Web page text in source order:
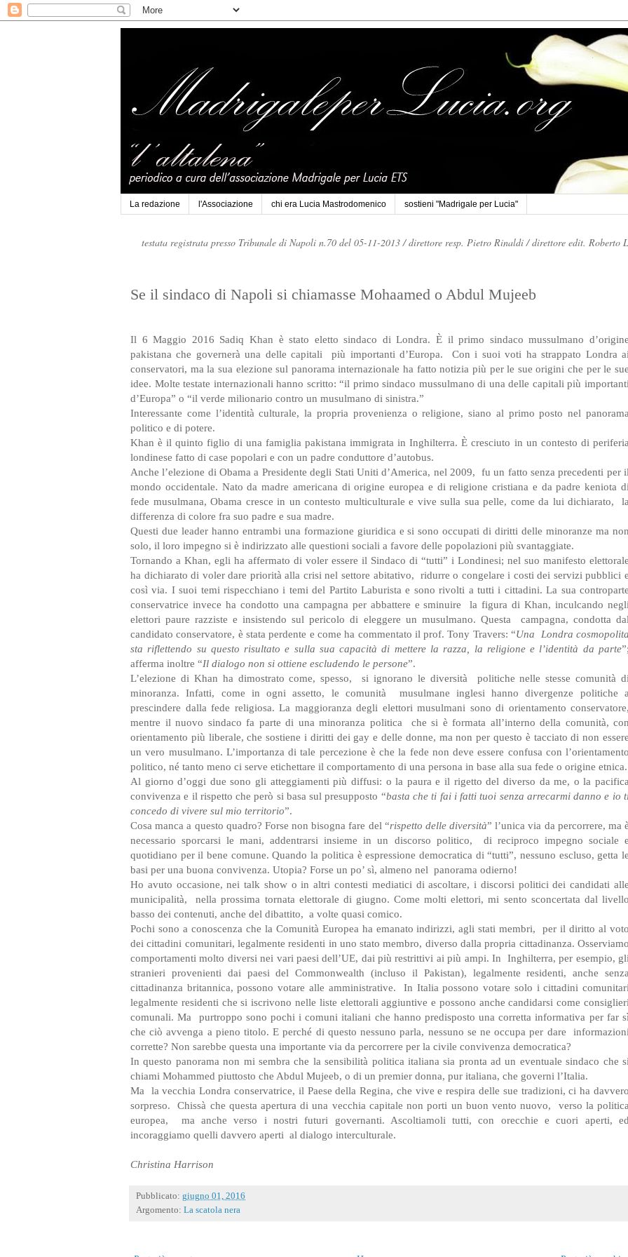
La redazione l'Associazione chi era Lucia Mastrodomenico sostieni "Madrigale per Lucia"
testata registrata presso Tribunale di Napoli n.70 del 05-11-2013 /direttore resp. Pietro Rinaldi /direttore edit. Roberto
Se il sindaco di Napoli si chiamasse Mohaamed o Abdul Mujeeb
Il 6 Maggio 2016 Sadiq Khan è stato eletto sindaco di Londra. È il primo sindaco mussulmano d’origine
pakistana che governerà una delle capitali
più importanti d’Europa.
Con i suoi voti ha strappato Londra ai
conservatori, ma la sua elezione sul panorama internazionale ha fatto notizia più per le sue origini che per le sue
idee. Molte testate internazionali hanno scritto: “il primo sindaco mussulmano di una delle capitali più importanti
d’Europa” o “il verde milionario contro un musulmano di sinistra.”
Interessante come l’identità culturale, la propria provenienza o religione, siano al primo posto nel panorama
politico e di potere.
Khan è il quinto figlio di una famiglia pakistana immigrata in Inghilterra. È cresciuto in un contesto di periferia
londinese fatto di case popolari e con un padre conduttore d’autobus.
Anche l’elezione di Obama a Presidente degli Stati Uniti d’America, nel 2009, fu un fatto senza precedenti per il
mondo occidentale. Nato da madre americana di origine europea e di religione cristiana e da padre keniota di
fede musulmana, Obama cresce in un contesto multiculturale e vive sulla sua pelle, come da lui dichiarato,
la
differenza di colore fra suo padre e sua madre.
Questi due leader hanno entrambi una formazione giuridica e si sono occupati di diritti delle minoranze ma non
solo, il loro impegno si è indirizzato alle questioni sociali a favore delle popolazioni più svantaggiate.
Tornando a Khan, egli ha affermato di voler essere il Sindaco di “tutti” i Londinesi; nel suo manifesto elettorale
ha dichiarato di voler dare priorità alla crisi nel settore abitativo, ridurre o congelare i costi dei servizi pubblici e
così via. I suoi temi rispecchiano i temi del Partito Laburista e sono rivolti a tutti i cittadini. La sua controparte
conservatrice invece ha condotto una campagna per abbattere e sminuire
la figura di Khan, inculcando negli
elettori paure razziste e insistendo sul pericolo di eleggere un musulmano. Questa
campagna, condotta dal
candidato conservatore, è stata perdente e come ha commentato il prof. Tony Travers: “Una
Londra cosmopolita
sta riflettendo su questo risultato e sulla sua capacità di mettere la razza, la religione e l’identità da parte”;
afferma inoltre “Il dialogo non si ottiene escludendo le persone”.
L’elezione di Khan ha dimostrato come, spesso,
si ignorano le diversità
politiche nelle stesse comunità di
minoranza. Infatti, come in ogni assetto, le comunità
musulmane inglesi hanno divergenze politiche a
prescindere dalla fede religiosa. La maggioranza degli elettori musulmani sono di orientamento conservatore,
mentre il nuovo sindaco fa parte di una minoranza politica
che si è formata all’interno della comunità, con
orientamento più liberale, che sostiene i diritti dei gay e delle donne, ma non per questo è tacciato di non essere
un vero musulmano. L’importanza di tale percezione è che la fede non deve essere confusa con l’orientamento
politico, né tanto meno ci serve etichettare il comportamento di una persona in base alla sua fede o origine etnica.
Al giorno d’oggi due sono gli atteggiamenti più diffusi: o la paura e il rigetto del diverso da me, o la pacifica
convivenza e il rispetto che però si basa sul presupposto “basta che ti fai i fatti tuoi senza arrecarmi danno e io
concedo di vivere sul mio territorio”.
Cosa manca a questo quadro? Forse non bisogna fare del “rispetto delle diversità” l’unica via da percorrere, ma è
necessario sporcarsi le mani, addentrarsi insieme in un discorso politico,
di reciproco impegno sociale e
quotidiano per il bene comune. Quando la politica è espressione democratica di “tutti”, nessuno escluso, getta le
basi per una buona convivenza. Utopia? Forse un po’ sì, almeno nel panorama odierno!
Ho avuto occasione, nei talk show o in altri contesti mediatici di ascoltare, i discorsi politici dei candidati alle
municipalità,
nella prossima tornata elettorale di giugno. Come molti elettori, mi sento sconcertata dal livello
basso dei contenuti, anche del dibattito, a volte quasi comico.
Pochi sono a conoscenza che la Comunità Europea ha emanato indirizzi, agli stati membri,
per il diritto al voto
dei cittadini comunitari, legalmente residenti in uno stato membro, diverso dalla propria cittadinanza. Osserviamo
comportamenti molto diversi nei vari paesi dell’UE, dai più restrittivi ai più ampi. In Inghilterra, per esempio, gli
stranieri provenienti dai paesi del Commonwealth (incluso il Pakistan), legalmente residenti, anche senza
cittadinanza britannica, possono votare alle amministrative.
In Italia possono votare solo i cittadini comunitari
legalmente residenti che si iscrivono nelle liste elettorali aggiuntive e possono anche candidarsi come consiglieri
comunali. Ma
purtroppo sono pochi i comuni italiani che hanno predisposto una corretta informativa per far sì
che ciò avvenga a pieno titolo. E perché di questo nessuno parla, nessuno se ne occupa per dare
informazioni
corrette? Non sarebbe questa una importante via da percorrere per la civile convivenza democratica?
In questo panorama non mi sembra che la sensibilità politica italiana sia pronta ad un eventuale sindaco che si
chiami Mohammed piuttosto che Abdul Mujeeb, o di un premier donna, pur italiana, che governi l’Italia.
Ma
la vecchia Londra conservatrice, il Paese della Regina, che vive e respira delle sue tradizioni, ci ha davvero
sorpreso.
Chissà che questa apertura di una vecchia capitale non porti un buon vento nuovo,
verso la politica
europea,
ma anche verso i nostri futuri governanti. Ascoltiamoli tutti, con orecchie e cuori aperti, ed
incoraggiamo quelli davvero aperti al dialogo interculturale.
Christina Harrison
Pubblicato: giugno 01, 2016
Argomento: La scatola nera